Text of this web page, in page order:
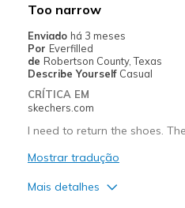
View On Shoes
Too narrow
Enviado há 3 meses
Por Everfilled
de Robertson County, Texas
Describe Yourself Casual
CRÍTICA EM
skechers.com
I need to return the shoes.
Mostrar tradução
Mais detalhes